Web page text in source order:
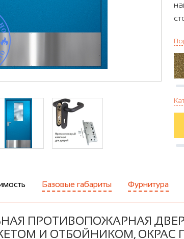
Базовые габариты Фурнитура
ПРОТИВОПОЖАРНАЯ
И ОТБОЙНИКОМ, ОКРАС